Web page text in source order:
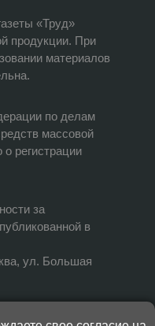
«Труд»
продукции. При
материалов
по делам
массовой
регистрации
за
в
ул. Большая